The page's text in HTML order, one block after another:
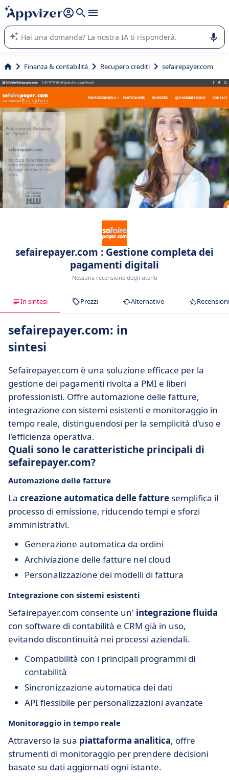
righe con
shift + enter
L'IA di Appvizer vi guida nell'utilizzo o nella scelta di un
software SaaS per la vostra azienda.
Finanza & contabilità Recupero crediti sefairepayer.com
sefairepayer.com : Gestione completa dei
pagamenti digitali
Nessuna recensione degli utenti
In sintesi Prezzi Alternative Recensioni
sefairepayer.com: in
sintesi
Sefairepayer.com è una soluzione efficace per la
gestione dei pagamenti rivolta a PMI e liberi
professionisti. Offre automazione delle fatture,
integrazione con sistemi esistenti e monitoraggio in
tempo reale, distinguendosi per la semplicità d'uso e
l'efficienza operativa.
Quali sono le caratteristiche principali di
sefairepayer.com?
Automazione delle fatture
La creazione automatica delle fatture semplifica il
processo di emissione, riducendo tempi e sforzi
amministrativi.
Generazione automatica da ordini
Archiviazione delle fatture nel cloud
Personalizzazione dei modelli di fattura
Integrazione con sistemi esistenti
Sefairepayer.com consente un' integrazione fluida
con software di contabilità e CRM già in uso,
evitando discontinuità nei processi aziendali.
Compatibilità con i principali programmi di
contabilità
Sincronizzazione automatica dei dati
API flessibile per personalizzazioni avanzate
Monitoraggio in tempo reale
Attraverso la sua piattaforma analitica, offre
strumenti di monitoraggio per prendere decisioni
basate su dati aggiornati ogni istante.